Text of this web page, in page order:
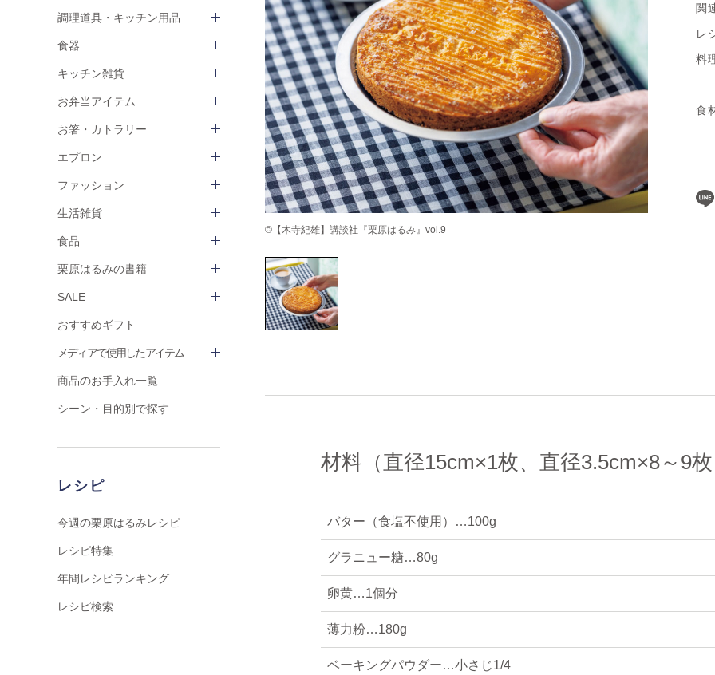
調理道具・キッチン用品
食器
キッチン雑貨
お弁当アイテム
お箸・カトラリー
エプロン
ファッション
生活雑貨
食品
栗原はるみの書籍
SALE
おすすめギフト
メディアで使用したアイテム
商品のお手入れ一覧
シーン・目的別で探す
レシピ
今週の栗原はるみレシピ
レシピ特集
年間レシピランキング
レシピ検索
©【木寺紀雄】講談社『栗原はるみ』vol.9
関
レ
料
食
材料（直径15cm×1枚、直径3.5cm×8～9
バター（食塩不使用）…100g
グラニュー糖…80g
卵黄…1個分
薄力粉…180g
ベーキングパウダー…小さじ1/4